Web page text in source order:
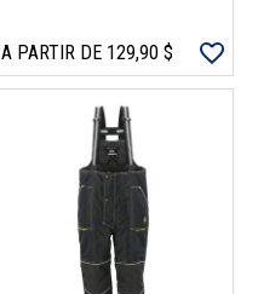
A PARTIR DE 129,90 $